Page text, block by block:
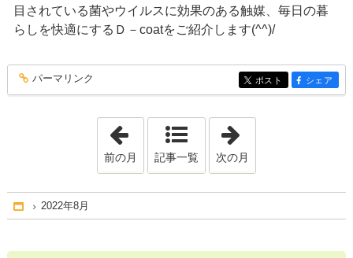
目されている菌やウイルスに効果のある触媒、毎日の暮
らしを快適にするＤ－coatをご紹介します(^^)/
entry237
パーマリンク entry237
ポスト entry237
シェア
「2022年6月」
前の月 記事一覧 次の月
Home
2022年8月